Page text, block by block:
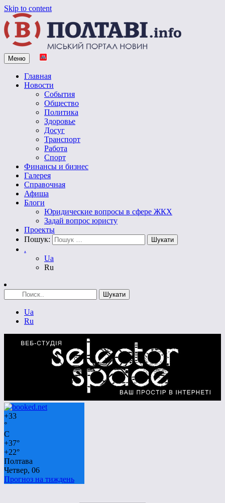
Skip to content
Vpoltave.info
Полтавский портал новостей
Меню
Главная
Новости
События
Общество
Политика
Здоровье
Досуг
Транспорт
Работа
Спорт
Финансы и бизнес
Галерея
Справочная
Афиша
Блоги
Юридические вопросы в сфере ЖКХ
Задай вопрос юристу
Проекты
Пошук:
.
Ua
Ru
Ua
Ru
+33
°
C
+37°
+22°
Полтава
Четвер, 06
Прогноз на тиждень